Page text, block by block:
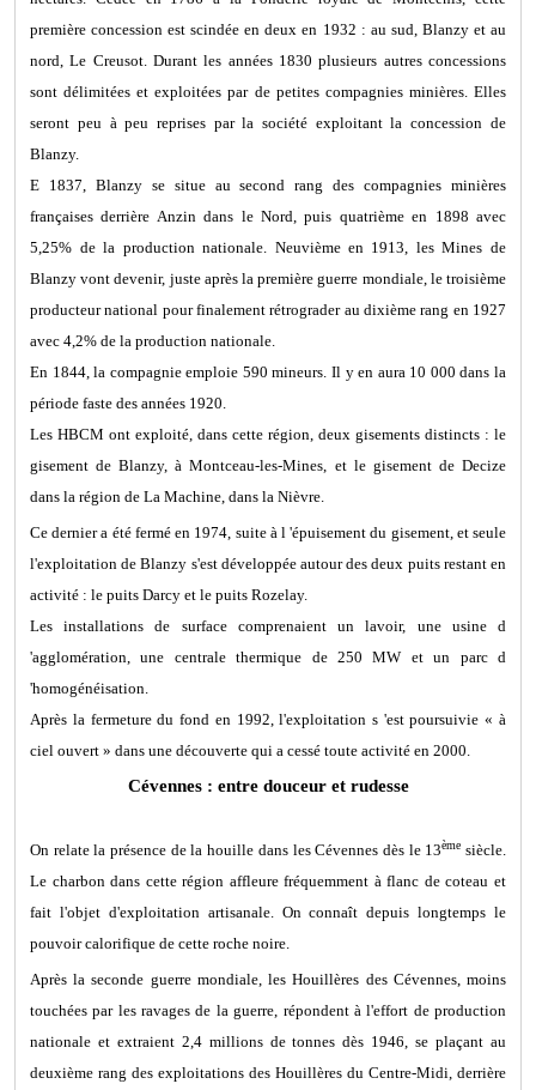
première concession est scindée en deux en 1932 : au sud, Blanzy et au
nord, Le Creusot. Durant les années 1830 plusieurs autres concessions
sont délimitées et exploitées par de petites compagnies minières. Elles
seront peu à peu reprises par la société exploitant la concession de
Blanzy.
E 1837, Blanzy se situe au second rang des compagnies minières
françaises derrière Anzin dans le Nord, puis quatrième en 1898 avec
5,25% de la production nationale. Neuvième en 1913, les Mines de
Blanzy vont devenir, juste après la première guerre mondiale, le troisième
producteur national pour finalement rétrograder au dixième rang en 1927
avec 4,2% de la production nationale.
En 1844, la compagnie emploie 590 mineurs. Il y en aura 10 000 dans la
période faste des années 1920.
Les HBCM ont exploité, dans cette région, deux gisements distincts : le
gisement de Blanzy, à Montceau-les-Mines, et le gisement de Decize
dans la région de La Machine, dans la Nièvre.
Ce dernier a été fermé en 1974, suite à l 'épuisement du gisement, et seule
l'exploitation de Blanzy s'est développée autour des deux puits restant en
activité : le puits Darcy et le puits Rozelay.
Les installations de surface comprenaient un lavoir, une usine d
'agglomération, une centrale thermique de 250 MW et un parc d
'homogénéisation.
Après la fermeture du fond en 1992, l'exploitation s 'est poursuivie « à
ciel ouvert » dans une découverte qui a cessé toute activité en 2000.
Cévennes : entre douceur et rudesse
On relate la présence de la houille dans les Cévennes dès le 13ème siècle.
Le charbon dans cette région affleure fréquemment à flanc de coteau et
fait l'objet d'exploitation artisanale. On connaît depuis longtemps le
pouvoir calorifique de cette roche noire.
Après la seconde guerre mondiale, les Houillères des Cévennes, moins
touchées par les ravages de la guerre, répondent à l'effort de production
nationale et extraient 2,4 millions de tonnes dès 1946, se plaçant au
deuxième rang des exploitations des Houillères du Centre-Midi, derrière